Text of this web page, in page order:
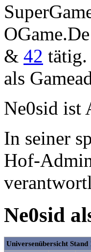
& 42 tätig.
als
Ne0sid ist
In seiner
Hof-
Ne0sid
Universenübersicht Stand